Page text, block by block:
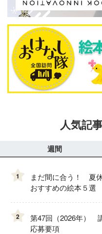
人気記
週間
1
まだ間に合う！ 夏
おすすめの絵本５選
2
第47回（2026年）
応募要項